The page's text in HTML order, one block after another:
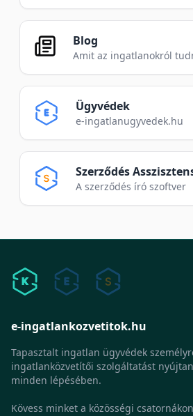
Blog
Amit az ingatlanokról
Ügyvédek
e-ingatlanugyvedek.hu
Szerződés
A szerződés író szoftver
e-ingatlankozvetitok.hu
Tapasztalt ingatlan ügyvédek
ingatlanközvetítői szolgáltatást
minden lépésében.
Kövess minket a közösségi